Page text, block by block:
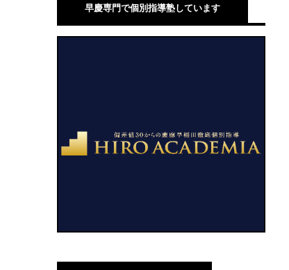
早慶専門で個別指導塾しています